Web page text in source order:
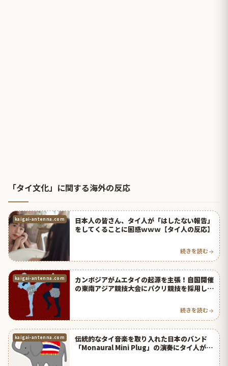
「タイ文化」に関する海外の反応
kaigai-antenna.com
日本人の皆さん、タイ人が「はしたない報告」
をしてくることに困惑ｗｗｗ【タイ人の反応】
続きを読む
kaigai-antenna.com
カンボジアがムエタイの起源を主張！自国開催
の東南アジア競技大会にパクリ競技を採用して
続きを読む
kaigai-antenna.com
伝統的なタイ音楽を取り入れた日本のバンド
「Monaural Mini Plug」の演奏にタイ人が大